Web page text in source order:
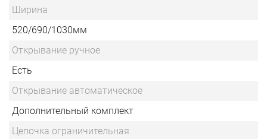
Ширина
520/690/1030мм
Открывание ручное
Есть
Открывание автоматическое
Дополнительный комплект
Цепочка ограничительная